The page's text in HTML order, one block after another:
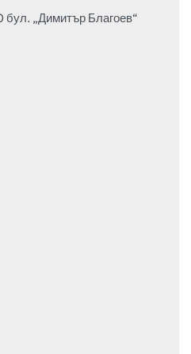
бул. „Димитър Благоев“